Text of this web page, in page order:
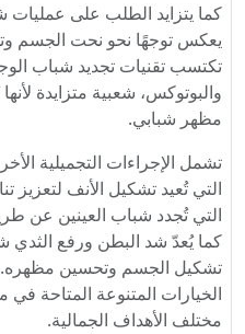
كما يتزايد الطلب على
يعكس توجهًا نحو نحت الجسم
تكتسب تقنيات تجديد شباب
والبوتوكس، شعبية متزايدة
مظهر شبابي.
تشمل الإجراءات التجميلية
التي تُعيد تشكيل الأنف لتعزيز
التي تُجدد شباب العينين عن
كما يُعدّ شد البطن ورفع الثدي
تشكيل الجسم وتحسين مظهره.
الخيارات المتنوعة المتاحة
مختلف الأهداف الجمالية.